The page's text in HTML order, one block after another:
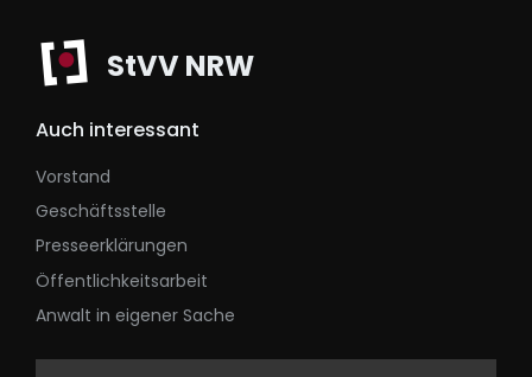
StVV NRW
Auch interessant
Vorstand
Geschäftsstelle
Presseerklärungen
Öffentlichkeitsarbeit
Anwalt in eigener Sache